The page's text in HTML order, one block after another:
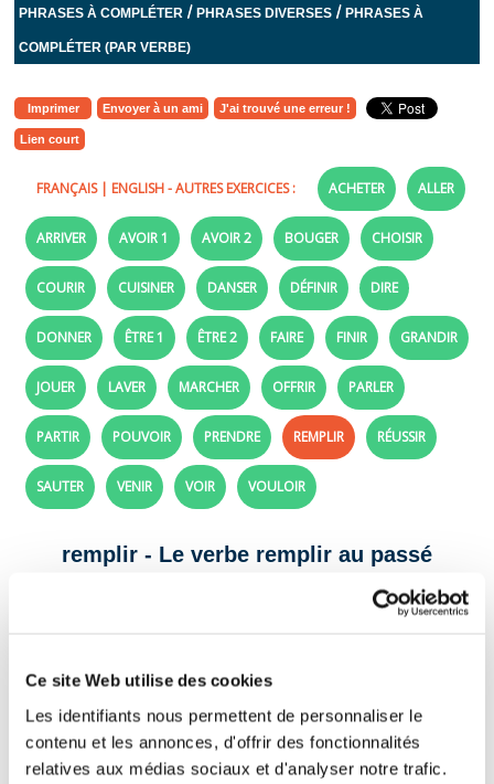
Ce site Web utilise des cookies
Les identifiants nous permettent de personnaliser le
contenu et les annonces, d'offrir des fonctionnalités
relatives aux médias sociaux et d'analyser notre trafic.
PHRASES À COMPLÉTER /PHRASES DIVERSES /PHRASES À
COMPLÉTER (PAR VERBE)
Imprimer Envoyer à un ami J'ai trouvé une erreur !
Lien court
FRANÇAIS| ENGLISH- AUTRES EXERCICES : ACHETER ALLER
ARRIVER AVOIR 1 AVOIR 2 BOUGER CHOISIR
COURIR CUISINER DANSER DÉFINIR DIRE
DONNER ÊTRE 1 ÊTRE 2 FAIRE FINIR GRANDIR
JOUER LAVER MARCHER OFFRIR PARLER
PARTIR POUVOIR PRENDRE REMPLIR RÉUSSIR
SAUTER VENIR VOIR VOULOIR
remplir - Le verbe remplir au passé
remplir au passé composé.
Pour t'aider : Conjugaison du verbe remplir
Tu une page